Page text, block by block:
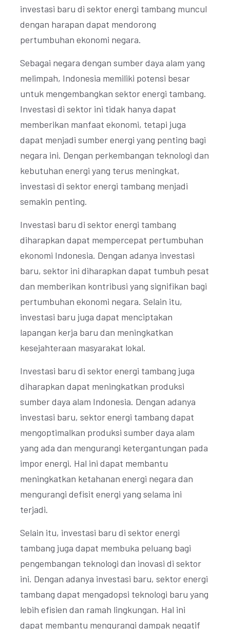
investasi baru di sektor energi tambang muncul
dengan harapan dapat mendorong
pertumbuhan ekonomi negara.
Sebagai negara dengan sumber daya alam yang
melimpah, Indonesia memiliki potensi besar
untuk mengembangkan sektor energi tambang.
Investasi di sektor ini tidak hanya dapat
memberikan manfaat ekonomi, tetapi juga
dapat menjadi sumber energi yang penting bagi
negara ini. Dengan perkembangan teknologi dan
kebutuhan energi yang terus meningkat,
investasi di sektor energi tambang menjadi
semakin penting.
Investasi baru di sektor energi tambang
diharapkan dapat mempercepat pertumbuhan
ekonomi Indonesia. Dengan adanya investasi
baru, sektor ini diharapkan dapat tumbuh pesat
dan memberikan kontribusi yang signifikan bagi
pertumbuhan ekonomi negara. Selain itu,
investasi baru juga dapat menciptakan
lapangan kerja baru dan meningkatkan
kesejahteraan masyarakat lokal.
Investasi baru di sektor energi tambang juga
diharapkan dapat meningkatkan produksi
sumber daya alam Indonesia. Dengan adanya
investasi baru, sektor energi tambang dapat
mengoptimalkan produksi sumber daya alam
yang ada dan mengurangi ketergantungan pada
impor energi. Hal ini dapat membantu
meningkatkan ketahanan energi negara dan
mengurangi defisit energi yang selama ini
terjadi.
Selain itu, investasi baru di sektor energi
tambang juga dapat membuka peluang bagi
pengembangan teknologi dan inovasi di sektor
ini. Dengan adanya investasi baru, sektor energi
tambang dapat mengadopsi teknologi baru yang
lebih efisien dan ramah lingkungan. Hal ini
dapat membantu mengurangi dampak negatif